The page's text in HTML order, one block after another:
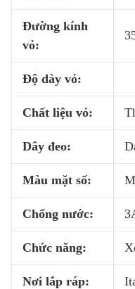
Đường kính
vỏ:
Độ dày vỏ:
Chất liệu vỏ:
Dây đeo:
Màu mặt số:
Chống nước:
Chức năng:
Nơi lắp ráp: